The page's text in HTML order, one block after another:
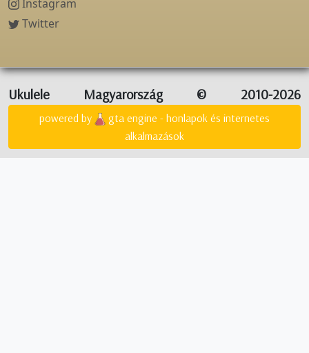
Instagram
Twitter
Ukulele Magyarország © 2010-2026
powered by
gta engine - honlapok és internetes
alkalmazások